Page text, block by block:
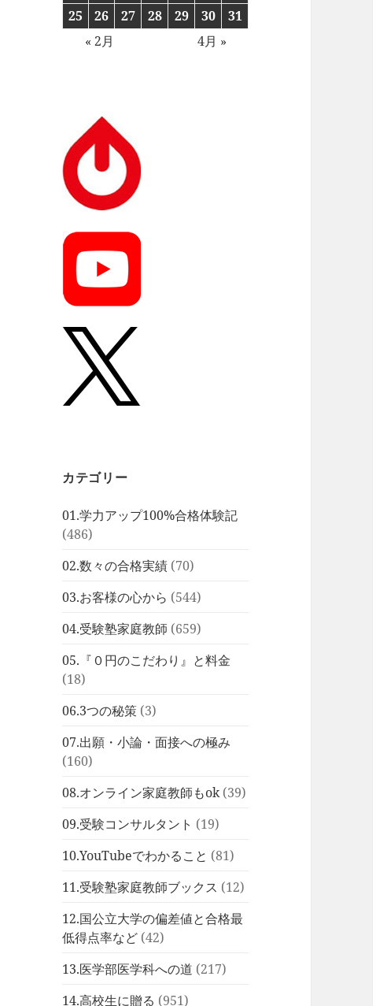
25
26 27 28 29 30
31
« 2月
4月 »
カテゴリー
01.学力アップ100%合格体験記
(486)
02.数々の合格実績 (70)
03.お客様の心から (544)
04.受験塾家庭教師 (659)
05.『０円のこだわり』と料金
(18)
06.3つの秘策 (3)
07.出願・小論・面接への極み
(160)
08.オンライン家庭教師もok(39)
09.受験コンサルタント (19)
10.YouTubeでわかること (81)
11.受験塾家庭教師ブックス (12)
12.国公立大学の偏差値と合格最
低得点率など (42)
13.医学部医学科への道 (217)
14.高校生に贈る (951)